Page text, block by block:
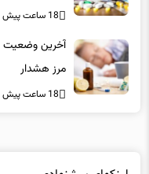
مرز هشدار
18 ساعت پیش